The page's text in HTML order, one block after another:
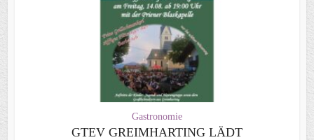
Gastronomie
GTEV GREIMHARTING LÄDT